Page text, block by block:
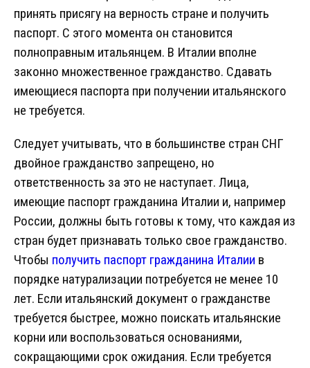
принять присягу на верность стране и получить
паспорт. С этого момента он становится
полноправным итальянцем. В Италии вполне
законно множественное гражданство. Сдавать
имеющиеся паспорта при получении итальянского
не требуется.
Следует учитывать, что в большинстве стран СНГ
двойное гражданство запрещено, но
ответственность за это не наступает. Лица,
имеющие паспорт гражданина Италии и, например
России, должны быть готовы к тому, что каждая из
стран будет признавать только свое гражданство.
Чтобы получить паспорт гражданина Италии в
порядке натурализации потребуется не менее 10
лет. Если итальянский документ о гражданстве
требуется быстрее, можно поискать итальянские
корни или воспользоваться основаниями,
сокращающими срок ожидания. Если требуется